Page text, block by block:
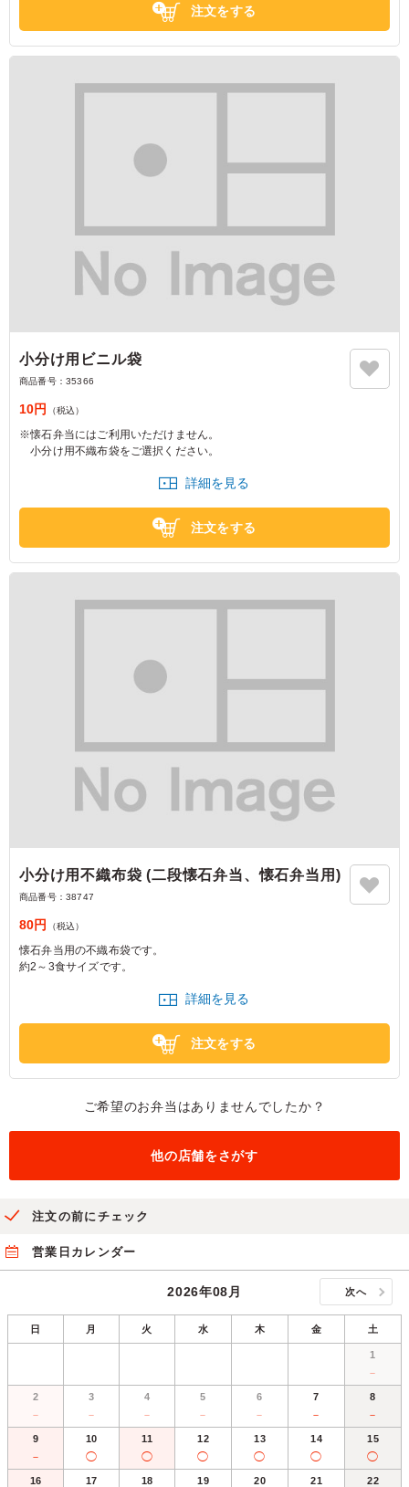
注文をする
小分け用ビニル袋
商品番号： 35366
10円 （税込）
※懐石弁当にはご利用いただけません。
小分け用不織布袋をご選択ください。
詳細を見る
注文をする
小分け用不織布袋 (二段懐石弁当、懐石弁当用)
商品番号： 38747
80円 （税込）
懐石弁当用の不織布袋です。
約2～3食サイズです。
詳細を見る
注文をする
ご希望のお弁当はありませんでしたか？
他の店舗をさがす
注文の前にチェック
営業日カレンダー
2026年08月 次へ
日 月 火 水 木 金 土
1
－
2
－
3
－
4
－
5
－
6
－
7
－
8
－
9
－
10
◯
11
◯
12
◯
13
◯
14
◯
15
◯
16 17 18 19 20 21 22